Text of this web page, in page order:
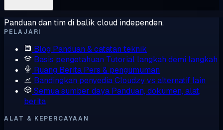
Panduan dan tim di balik cloud independen.
PELAJARI
Blog Panduan & catatan teknik
Basis pengetahuan Tutorial langkah demi langkah
Ruang Berita Pers & pengumuman
Bandingkan penyediaCloudzy vs alternatif lain
Semua sumber daya Panduan, dokumen, alat,
berita
ALAT & KEPERCAYAAN